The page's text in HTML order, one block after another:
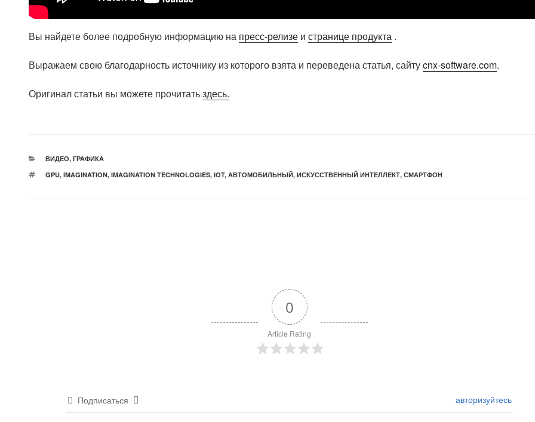
Вы найдете более подробную информацию на пресс-релизе и странице продукта .
Выражаем свою благодарность источнику из которого взята и переведена статья, сайтуcnx-software.com.
Оригинал статьи вы можете прочитатьздесь.
РУБРИКИ
ВИДЕО, ГРАФИКА
МЕТКИ
GPU, IMAGINATION, IMAGINATION TECHNOLOGIES, IOT, АВТОМОБИЛЬНЫЙ, ИСКУССТВЕННЫЙ ИНТЕЛЛЕКТ, СМАРТФОН
0
Article Rating
Подписаться авторизуйтесь